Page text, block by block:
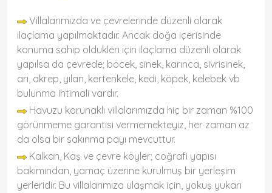
Villalarımızda ve çevrelerinde düzenli olarak
ilaçlama yapılmaktadır. Ancak doğa içerisinde
konuma sahip olduklerı için ilaçlama düzenli olarak
yapılsa da çevrede; böcek, sinek, karınca, sivrisinek,
arı, akrep, yılan, kertenkele, kedi, köpek, kelebek vb
bulunma ihtimali vardır.
Havuzu korunaklı villalarımızda hiç bir zaman %100
görünmeme garantisi vermemekteyiz, her zaman az
da olsa bir sakınma payı mevcuttur.
Kalkan, Kaş ve çevre köyler; coğrafi yapısı
bakımından, yamaç üzerine kurulmuş bir yerleşim
yerleridir. Bu villalarımıza ulaşmak için, yokuş yukarı